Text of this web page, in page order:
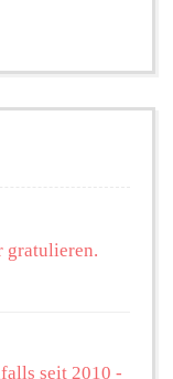
gratulieren.
seit 2010 -